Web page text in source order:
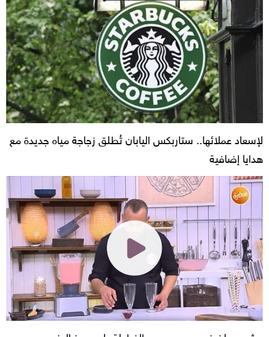
لإسعاد عملائها.. ستاربكس اليابان تُطلق زجاجة مياه جديدة مع
هدايا إضافية